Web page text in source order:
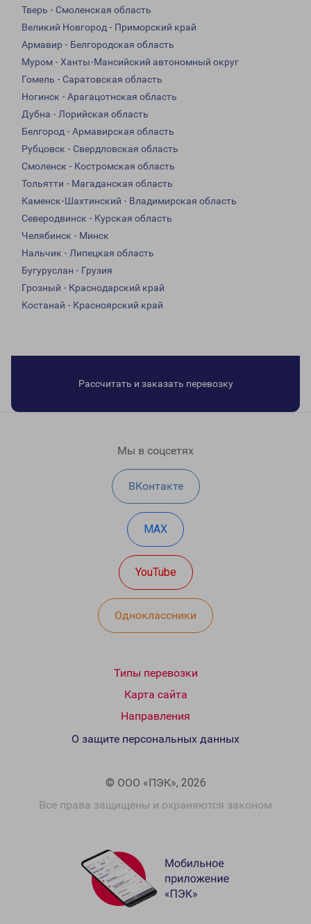
Тверь - Смоленская область
Великий Новгород - Приморский край
Армавир - Белгородская область
Муром - Ханты-Мансийский автономный округ
Гомель - Саратовская область
Ногинск - Арагацотнская область
Дубна - Лорийская область
Белгород - Армавирская область
Рубцовск - Свердловская область
Смоленск - Костромская область
Тольятти - Магаданская область
Каменск-Шахтинский - Владимирская область
Северодвинск - Курская область
Челябинск - Минск
Нальчик - Липецкая область
Бугуруслан - Грузия
Грозный - Краснодарский край
Костанай - Красноярский край
Рассчитать и заказать перевозку
Мы в соцсетях
ВКонтакте
MAX
YouTube
Одноклассники
Типы перевозки
Карта сайта
Направления
© ООО «ПЭК», 2026
Все права защищены и охраняются законом
О защите персональных данных